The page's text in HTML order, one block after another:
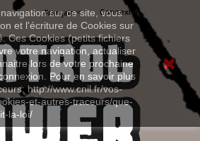
sur ce site, vous
et l'écriture de Cookies sur
Ces Cookies (petits fichiers
votre navigation, actualiser
lors de votre prochaine
Pour en savoir plus
http://www.cnil.fr/vos-
et-autres-traceurs/que-
la-loi/
Connexion
Français